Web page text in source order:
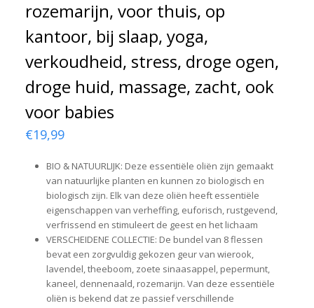
rozemarijn, voor thuis, op
kantoor, bij slaap, yoga,
verkoudheid, stress, droge ogen,
droge huid, massage, zacht, ook
voor babies
€19,99
BIO & NATUURLIJK: Deze essentiële oliën zijn gemaakt
van natuurlijke planten en kunnen zo biologisch en
biologisch zijn. Elk van deze oliën heeft essentiële
eigenschappen van verheffing, euforisch, rustgevend,
verfrissend en stimuleert de geest en het lichaam
VERSCHEIDENE COLLECTIE: De bundel van 8 flessen
bevat een zorgvuldig gekozen geur van wierook,
lavendel, theeboom, zoete sinaasappel, pepermunt,
kaneel, dennenaald, rozemarijn. Van deze essentiële
oliën is bekend dat ze passief verschillende